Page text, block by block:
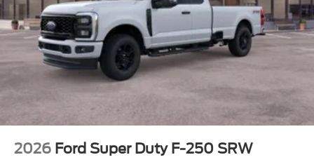
2026 Ford Super Duty F-250 SRW